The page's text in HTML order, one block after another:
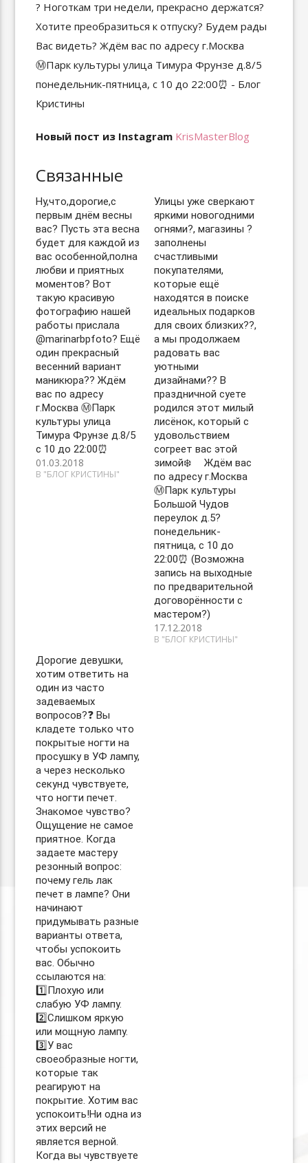
Новый пост из Instagram KrisMasterBlog
Связанные
Ну,что,дорогие,с
первым днём весны
вас? Пусть эта весна
будет для каждой из
вас особенной,полна
любви и приятных
моментов? Вот
такую красивую
фотографию нашей
работы прислала
@marinarbpfoto? Ещё
один прекрасный
весенний вариант
маникюра?? Ждём
вас по адресу
г.Москва Ⓜ️Парк
культуры улица
Тимура Фрунзе д.8/5
с 10 до 22:00⏰
01.03.2018
В "БЛОГ КРИСТИНЫ"
Улицы уже сверкают
яркими новогодними
огнями?, магазины ?
заполнены
счастливыми
покупателями,
которые ещё
находятся в поиске
идеальных подарков
для своих близких??,
а мы продолжаем
радовать вас
уютными
дизайнами?? В
праздничной суете
родился этот милый
лисёнок, который с
удовольствием
согреет вас этой
зимой❄️ ⠀ Ждём вас
по адресу г.Москва
Ⓜ️Парк культуры
Большой Чудов
переулок д.5?
понедельник-
пятница, с 10 до
22:00⏰ (Возможна
запись на выходные
по предварительной
договорённости с
мастером?)
17.12.2018
В "БЛОГ КРИСТИНЫ"
Дорогие девушки,
хотим ответить на
один из часто
задеваемых
вопросов?❓ Вы
кладете только что
покрытые ногти на
просушку в УФ лампу,
а через несколько
секунд чувствуете,
что ногти печет.
Знакомое чувство?
Ощущение не самое
приятное. Когда
задаете мастеру
резонный вопрос:
почему гель лак
печет в лампе? Они
начинают
придумывать разные
варианты ответа,
чтобы успокоить
вас. Обычно
ссылаются на:
1️⃣Плохую или
слабую УФ лампу.
2️⃣Слишком яркую
или мощную лампу.
3️⃣У вас
своеобразные ногти,
которые так
реагируют на
покрытие. Хотим вас
успокоить!Ни одна из
этих версий не
является верной.
Когда вы чувствуете